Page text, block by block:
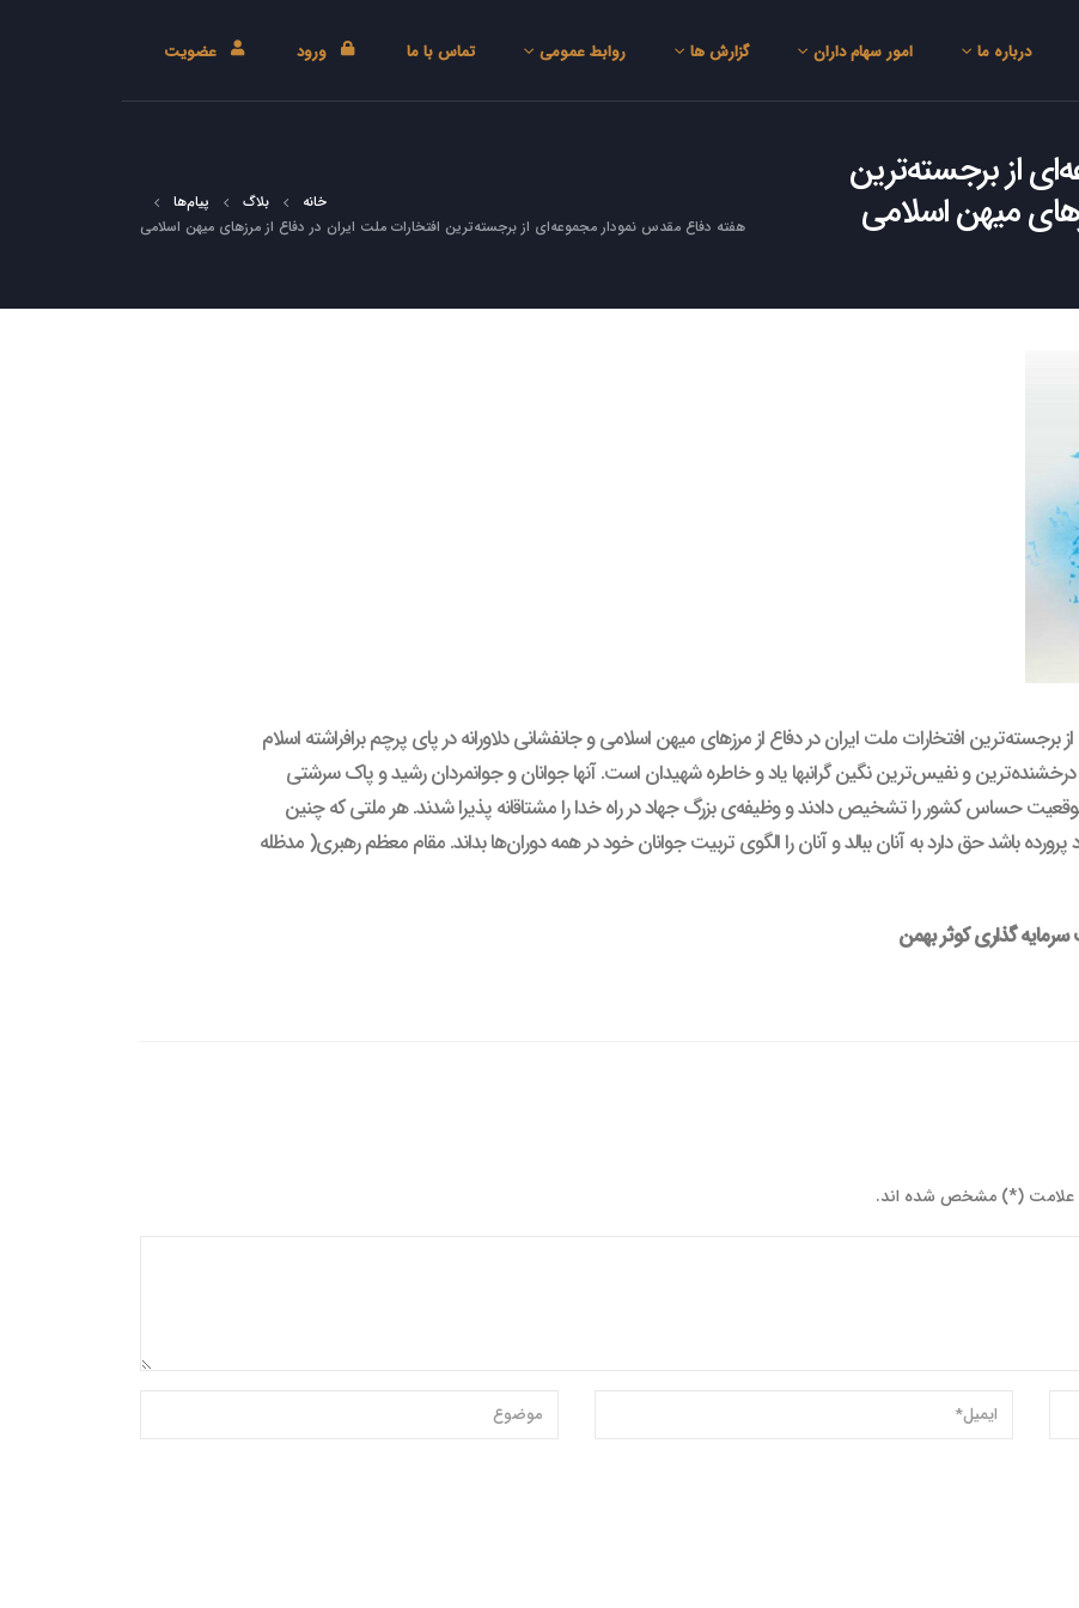
درباره ما امور سهام داران گزارش ها روابط عمومی تماس با ما ورود عضویت
از برجسته‌ترین
میهن اسلامی خانه بلاگ
پیام‌ها
هفته دفاع مقدس نمودار مجموعه‌ای از برجسته‌ترین افتخارات ملت ایران در دفاع از مرزهای میهن اسلامی
افتخارات ملت ایران در دفاع از مرزهای میهن اسلامی و جانفشانی دلاورانه در پای پرچم برافراشته اسلام
و نفیس‌ترین نگین گرانبها یاد و خاطره شهیدان است. آنها جوانان و جوانمردان رشید و پاک سرشتی
حساس کشور را تشخیص دادند و وظیفه‌ی بزرگ جهاد در راه خدا را مشتاقانه پذیرا شدند. هر ملتی که چنین
باشد حق دارد به آنان ببالد و آنان را الگوی تربیت جوانان خود در همه دوران‌ها بداند. مقام معظم رهبری( مدظله
گذاری کوثر بهمن
علامت (*) مشخص شده اند.